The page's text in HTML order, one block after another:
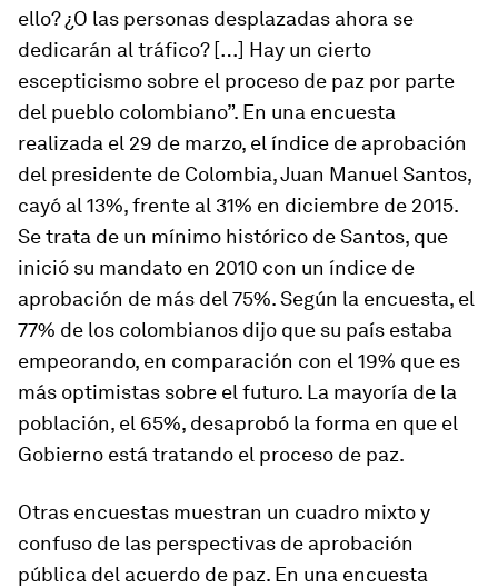
ello? ¿O las personas desplazadas ahora se
dedicarán al tráfico? […] Hay un cierto
escepticismo sobre el proceso de paz por parte
del pueblo colombiano”. En una encuesta
realizada el 29 de marzo, el índice de aprobación
del presidente de Colombia, Juan Manuel Santos,
cayó al 13%, frente al 31% en diciembre de 2015.
Se trata de un mínimo histórico de Santos, que
inició su mandato en 2010 con un índice de
aprobación de más del 75%. Según la encuesta, el
77% de los colombianos dijo que su país estaba
empeorando, en comparación con el 19% que es
más optimistas sobre el futuro. La mayoría de la
población, el 65%, desaprobó la forma en que el
Gobierno está tratando el proceso de paz.
Otras encuestas muestran un cuadro mixto y
confuso de las perspectivas de aprobación
pública del acuerdo de paz. En una encuesta